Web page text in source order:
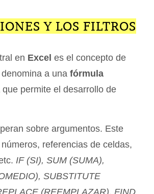
Y LOS FILTROS
en Excel es el concepto de
a una fórmula
que permite el desarrollo de
sobre argumentos. Este
referencias de celdas,
IF (SI), SUM (SUMA),
SUBSTITUTE